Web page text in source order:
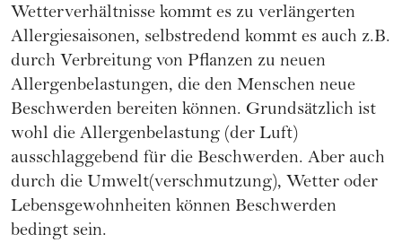
Wetterverhältnisse kommt es zu verlängerten
Allergiesaisonen, selbstredend kommt es auch z.B.
durch Verbreitung von Pflanzen zu neuen
Allergenbelastungen, die den Menschen neue
Beschwerden bereiten können. Grundsätzlich ist
wohl die Allergenbelastung (der Luft)
ausschlaggebend für die Beschwerden. Aber auch
durch die Umwelt(verschmutzung), Wetter oder
Lebensgewohnheiten können Beschwerden
bedingt sein.